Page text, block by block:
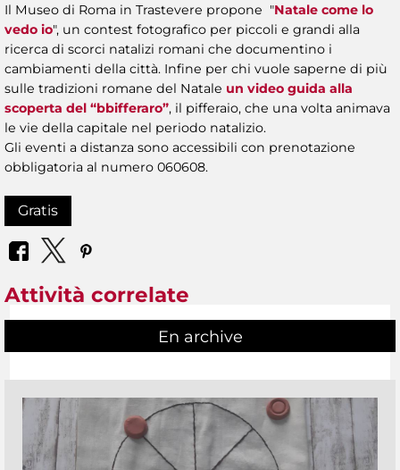
Il Museo di Roma in Trastevere propone "Natale come lo
vedo io", un contest fotografico per piccoli e grandi alla
ricerca di scorci natalizi romani che documentino i
cambiamenti della città. Infine per chi vuole saperne di più
sulle tradizioni romane del Natale un video guida alla
scoperta del “bbifferaro”, il pifferaio, che una volta animava
le vie della capitale nel periodo natalizio.
Gli eventi a distanza sono accessibili con prenotazione
obbligatoria al numero 060608.
Gratis
Attività correlate
En archive